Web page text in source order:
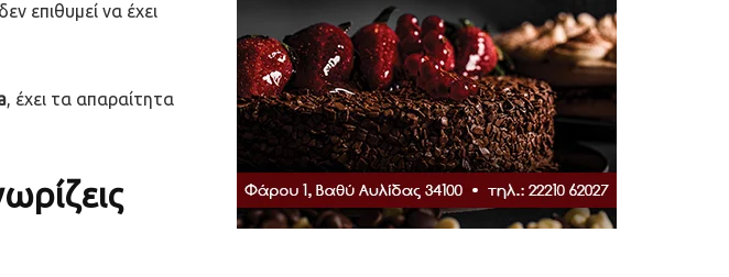
επιθυμεί να έχει
, έχει τα απαραίτητα